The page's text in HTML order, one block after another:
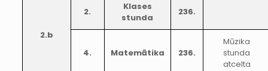
2.b
2.
Klases
stunda
236.
4. Matemātika 236.
Mūzika
stunda
atcelta